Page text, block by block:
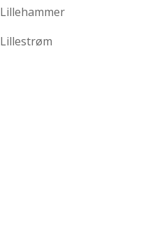
Lillehammer
Lillestrøm